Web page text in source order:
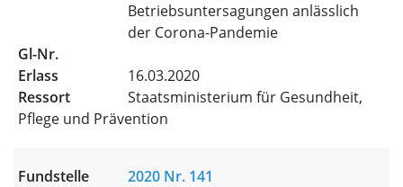
Betriebsuntersagungen anlässlich
der Corona-Pandemie
16.03.2020
Staatsministerium für Gesundheit,
Pflege und Prävention
2020 Nr. 141